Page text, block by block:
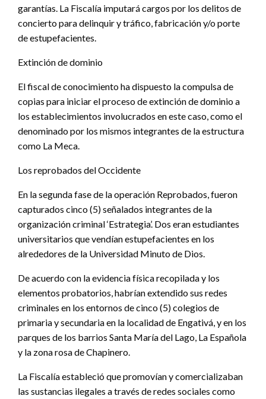
garantías. La Fiscalía imputará cargos por los delitos de
concierto para delinquir y tráfico, fabricación y/o porte
de estupefacientes.
Extinción de dominio
El fiscal de conocimiento ha dispuesto la compulsa de
copias para iniciar el proceso de extinción de dominio a
los establecimientos involucrados en este caso, como el
denominado por los mismos integrantes de la estructura
como La Meca.
Los reprobados del Occidente
En la segunda fase de la operación Reprobados, fueron
capturados cinco (5) señalados integrantes de la
organización criminal ‘Estrategia’. Dos eran estudiantes
universitarios que vendían estupefacientes en los
alrededores de la Universidad Minuto de Dios.
De acuerdo con la evidencia física recopilada y los
elementos probatorios, habrían extendido sus redes
criminales en los entornos de cinco (5) colegios de
primaria y secundaria en la localidad de Engativá, y en los
parques de los barrios Santa María del Lago, La Española
y la zona rosa de Chapinero.
La Fiscalía estableció que promovían y comercializaban
las sustancias ilegales a través de redes sociales como